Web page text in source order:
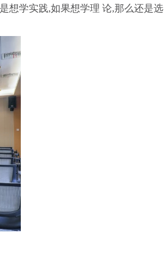
想学实践,如果想学理 论,那么还是选